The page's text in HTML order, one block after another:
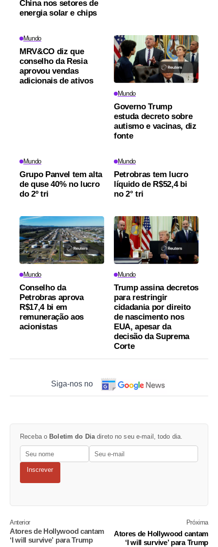
China nos setores de
energia solar e chips
Mundo
MRV&CO diz que
conselho da Resia
aprovou vendas
adicionais de ativos
Mundo
Governo Trump
estuda decreto sobre
autismo e vacinas, diz
fonte
Mundo
Grupo Panvel tem alta
de quse 40% no lucro
do 2º tri
Mundo
Petrobras tem lucro
líquido de R$52,4 bi
no 2° tri
Mundo
Conselho da
Petrobras aprova
R$17,4 bi em
remuneração aos
acionistas
Mundo
Trump assina decretos
para restringir
cidadania por direito
de nascimento nos
EUA, apesar da
decisão da Suprema
Corte
Siga-nos no
Receba o Boletim do Dia direto no seu e-mail, todo dia.
Inscrever
Anterior
Atores de Hollywood cantam
‘I will survive’ para Trump
Próxima
Atores de Hollywood cantam
‘I will survive’ para Trump